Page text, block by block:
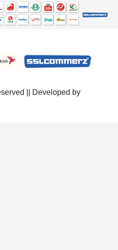
|| Developed by